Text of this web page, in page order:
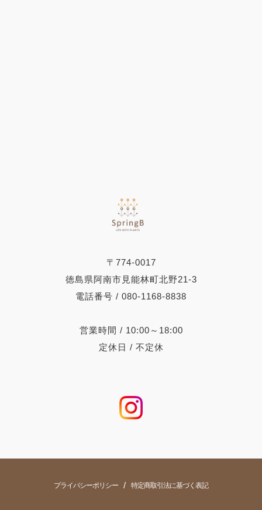
〒774-0017
徳島県阿南市見能林町北野21-3
電話番号 / 080-1168-8838
営業時間 / 10:00～18:00
定休日 / 不定休
プライバシーポリシー / 特定商取引法に基づく表記